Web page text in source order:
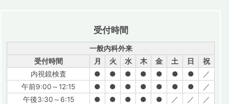
受付時間
一般内科外来
受付時間
月 火 水 木 金 土 日
祝
内視鏡検査
● ● ● ● ● ● ●
／
午前9:00～12:15
● ● ● ● ● ● ●
／
午後3:30～6:15
● ● ● ● ● ／ ／
／